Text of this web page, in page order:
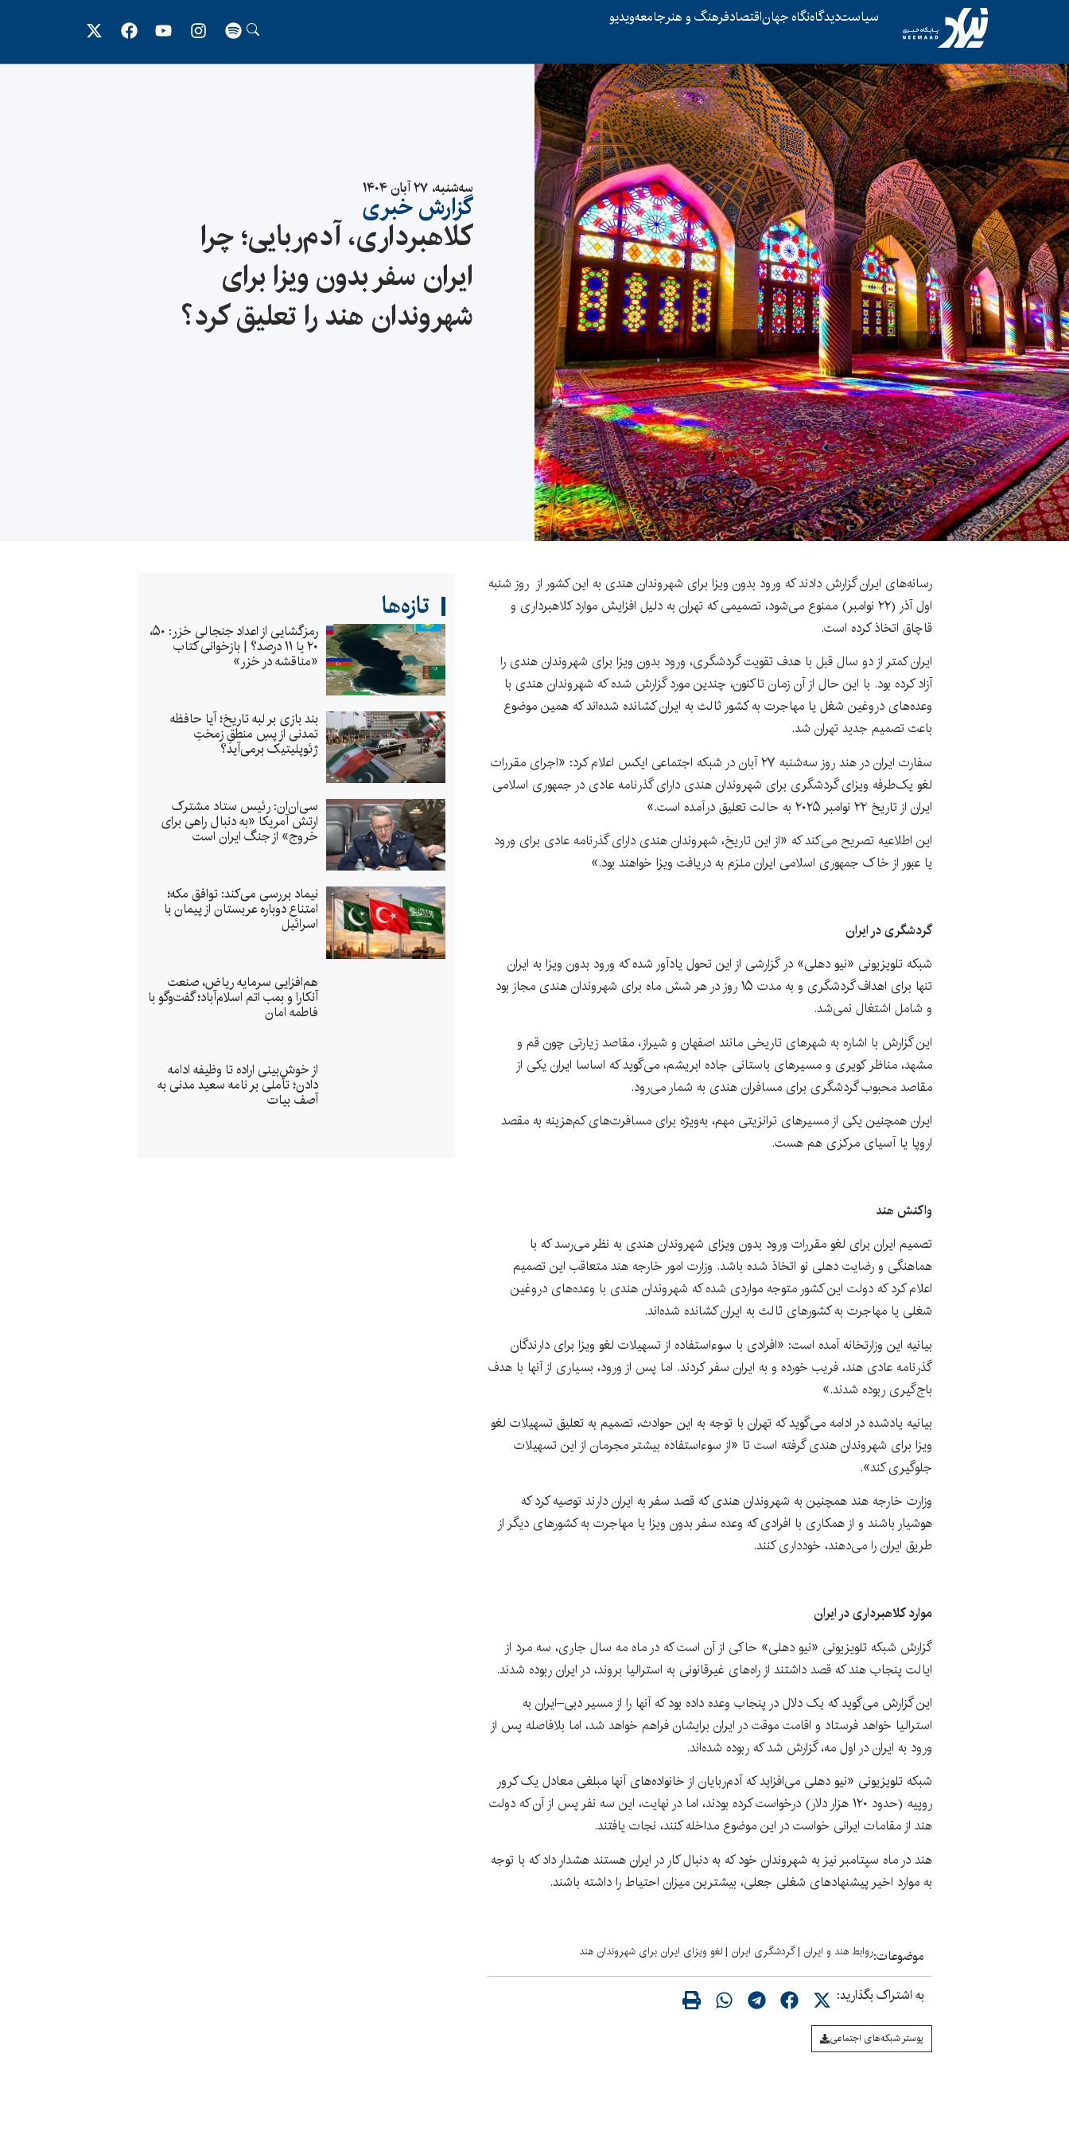
سیاستدیدگاهنگاه جهاناقتصادفرهنگ و هنرجامعهویدیو
سه‌شنبه، ۲۷ آبان ۱۴۰۴
گزارش خبری
کلاهبرداری، آدم‌ربایی؛ چرا
ایران سفر بدون ویزا برای
شهروندان هند را تعلیق کرد؟
رسانه‌های ایران گزارش دادند که ورود بدون ویزا برای شهروندان هندی به این کشور از روز شنبه
اول آذر (۲۲ نوامبر) ممنوع می‌شود، تصمیمی که تهران به دلیل افزایش موارد کلاهبرداری و
قاچاق اتخاذ کرده است.
ایران کمتر از دو سال قبل با هدف تقویت گردشگری، ورود بدون ویزا برای شهروندان هندی را
آزاد کرده بود. با این حال از آن زمان تاکنون، چندین مورد گزارش شده که شهروندان هندی با
وعده‌های دروغین شغل یا مهاجرت به کشور ثالث به ایران کشانده شده‌اند که همین موضوع
باعث تصمیم جدید تهران شد.
سفارت ایران در هند روز سه‌شنبه ۲۷ آبان در شبکه اجتماعی ایکس اعلام کرد: «اجرای مقررات
لغو یک‌طرفه ویزای گردشگری برای شهروندان هندی دارای گذرنامه عادی در جمهوری اسلامی
ایران از تاریخ ۲۲ نوامبر ۲۰۲۵ به حالت تعلیق درآمده است.»
این اطلاعیه تصریح می‌کند که «از این تاریخ، شهروندان هندی دارای گذرنامه عادی برای ورود
یا عبور از خاک جمهوری اسلامی ایران ملزم به دریافت ویزا خواهند بود.»
گردشگری در ایران
شبکه تلویزیونی «نیو دهلی» در گزارشی از این تحول یادآور شده که ورود بدون ویزا به ایران
تنها برای اهداف گردشگری و به مدت ۱۵ روز در هر شش ماه برای شهروندان هندی مجاز بود
و شامل اشتغال نمی‌شد.
این گزارش با اشاره به شهرهای تاریخی مانند اصفهان و شیراز، مقاصد زیارتی چون قم و
مشهد، مناظر کویری و مسیرهای باستانی جاده ابریشم، می‌گوید که اساسا ایران یکی از
مقاصد محبوب گردشگری برای مسافران هندی به شمار می‌رود.
ایران همچنین یکی از مسیرهای ترانزیتی مهم، به‌ویژه برای مسافرت‌های کم‌هزینه به مقصد
اروپا یا آسیای مرکزی هم هست.
واکنش هند
تصمیم ایران برای لغو مقررات ورود بدون ویزای شهروندان هندی به نظر می‌رسد که با
هماهنگی و رضایت دهلی نو اتخاذ شده باشد. وزارت امور خارجه هند متعاقب این تصمیم
اعلام کرد که دولت این کشور متوجه مواردی شده که شهروندان هندی با وعده‌های دروغین
شغلی یا مهاجرت به کشورهای ثالث به ایران کشانده شده‌اند.
بیانیه این وزارتخانه آمده است: «افرادی با سوءاستفاده از تسهیلات لغو ویزا برای دارندگان
گذرنامه عادی هند، فریب خورده و به ایران سفر کردند. اما پس از ورود، بسیاری از آنها با هدف
باج‌گیری ربوده شدند.»
بیانیه یادشده در ادامه می‌گوید که تهران با توجه به این حوادث، تصمیم به تعلیق تسهیلات لغو
ویزا برای شهروندان هندی گرفته است تا «از سوءاستفاده بیشتر مجرمان از این تسهیلات
جلوگیری کند».
وزارت خارجه هند همچنین به شهروندان هندی که قصد سفر به ایران دارند توصیه کرد که
هوشیار باشند و از همکاری با افرادی که وعده سفر بدون ویزا یا مهاجرت به کشورهای دیگر از
طریق ایران را می‌دهند، خودداری کنند.
موارد کلاهبرداری در ایران
گزارش شبکه تلویزیونی «نیو دهلی» حاکی از آن است که در ماه مه سال جاری، سه مرد از
ایالت پنجاب هند که قصد داشتند از راه‌های غیرقانونی به استرالیا بروند، در ایران ربوده شدند.
این گزارش می‌گوید که یک دلال در پنجاب وعده داده بود که آنها را از مسیر دبی–ایران به
استرالیا خواهد فرستاد و اقامت موقت در ایران برایشان فراهم خواهد شد، اما بلافاصله پس از
ورود به ایران در اول مه، گزارش شد که ربوده شده‌اند.
شبکه تلویزیونی «نیو دهلی می‌افزاید که آدم‌ربایان از خانواده‌های آنها مبلغی معادل یک کرور
روپیه (حدود ۱۲۰ هزار دلار) درخواست کرده بودند، اما در نهایت، این سه نفر پس از آن که دولت
هند از مقامات ایرانی خواست در این موضوع مداخله کنند، نجات یافتند.
هند در ماه سپتامبر نیز به شهروندان خود که به دنبال کار در ایران هستند هشدار داد که با توجه
به موارد اخیر پیشنهادهای شغلی جعلی، بیشترین میزان احتیاط را داشته باشند.
موضوعات:روابط هند و ایران |گردشگری ایران |لغو ویزای ایران برای شهروندان هند
به اشتراک بگذارید:
پوستر شبکه‌های اجتماعی
تازه‌ها
رمزگشایی از اعداد جنجالی خزر: ۵۰،
۲۰ یا ۱۱ درصد؟ | بازخوانی کتاب
«مناقشه در خزر»
بند بازی بر لبه تاریخ؛ آیا حافظه
تمدنی از پسِ منطقِ زمختِ
ژئوپلیتیک برمی‌آید؟
سی‌ان‌ان: رئیس ستاد مشترک
ارتش آمریکا «به دنبال راهی برای
خروج» از جنگ ایران است
نیماد بررسی می‌کند: توافق مکه؛
امتناع دوباره عربستان از پیمان با
اسرائیل
هم‌افزایی سرمایه ریاض، صنعت
آنکارا و بمب اتم اسلام‌آباد؛ گفت‌وگو با
فاطمه امان
از خوش‌بینی اراده تا وظیفه‌ ادامه‌
دادن؛ تأملی بر نامه سعید مدنی به
آصف بیات